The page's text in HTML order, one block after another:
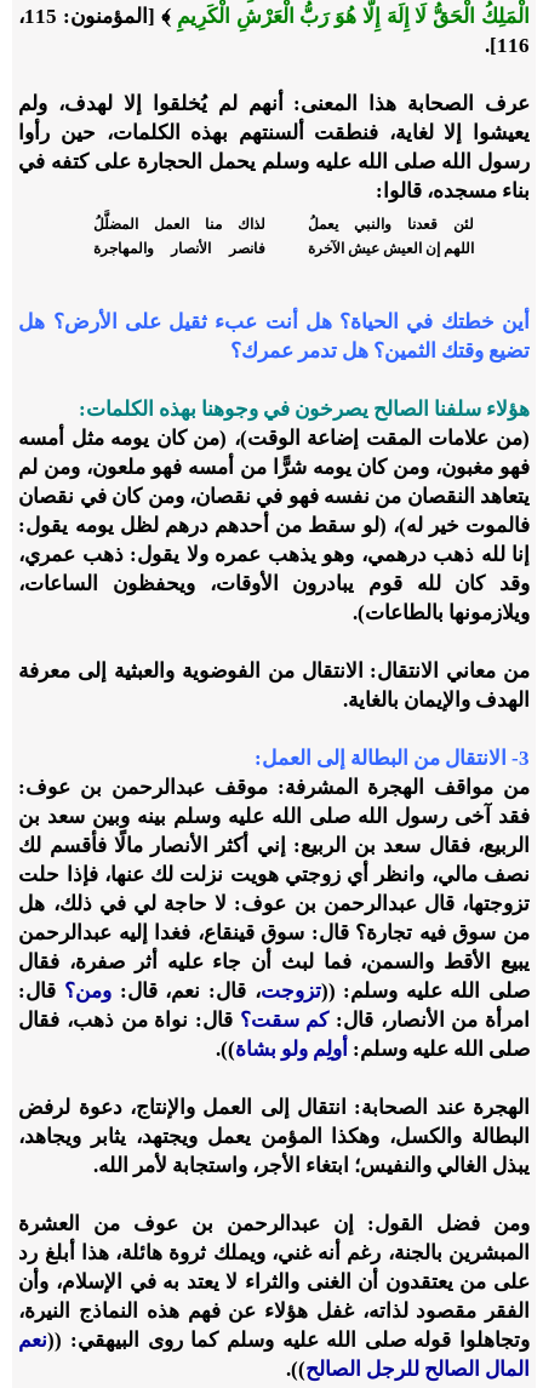
الْمَلِكُ الْحَقُّ لَا إِلَهَ إِلَّا هُوَ رَبُّ الْعَرْشِ الْكَرِيمِ
﴾ [المؤمنون: 115،
116].
عرف الصحابة هذا المعنى: أنهم لم يُخلقوا إلا لهدف، ولم
يعيشوا إلا لغاية، فنطقت ألسنتهم بهذه الكلمات، حين رأوا
رسول الله صلى الله عليه وسلم يحمل الحجارة على كتفه في
بناء مسجده، قالوا:
لئن قعدنا والنبي يعملُ
لذاك منا العمل المضلَّلُ
اللهم إن العيش عيش الآخرة
فانصر الأنصار والمهاجرة
أين خطتك في الحياة؟ هل أنت عبء ثقيل على الأرض؟ هل
تضيع وقتك الثمين؟ هل تدمر عمرك؟
هؤلاء سلفنا الصالح يصرخون في وجوهنا بهذه الكلمات:
(من علامات المقت إضاعة الوقت)، (من كان يومه مثل أمسه
فهو مغبون، ومن كان يومه شرًّا من أمسه فهو ملعون، ومن لم
يتعاهد النقصان من نفسه فهو في نقصان، ومن كان في نقصان
فالموت خير له)، (لو سقط من أحدهم درهم لظل يومه يقول:
إنا لله ذهب درهمي، وهو يذهب عمره ولا يقول: ذهب عمري،
وقد كان لله قوم يبادرون الأوقات، ويحفظون الساعات،
ويلازمونها بالطاعات).
من معاني الانتقال: الانتقال من الفوضوية والعبثية إلى معرفة
الهدف والإيمان بالغاية.
3- الانتقال من البطالة إلى العمل:
من مواقف الهجرة المشرفة: موقف عبدالرحمن بن عوف:
فقد آخى رسول الله صلى الله عليه وسلم بينه وبين سعد بن
الربيع، فقال سعد بن الربيع: إني أكثر الأنصار مالًا فأقسم لك
نصف مالي، وانظر أي زوجتي هويت نزلت لك عنها، فإذا حلت
تزوجتها، قال عبدالرحمن بن عوف: لا حاجة لي في ذلك، هل
من سوق فيه تجارة؟ قال: سوق قينقاع، فغدا إليه عبدالرحمن
يبيع الأقط والسمن، فما لبث أن جاء عليه أثر صفرة، فقال
صلى الله عليه وسلم: ((تزوجت، قال: نعم، قال: ومن؟ قال:
امرأة من الأنصار، قال:كم سقت؟ قال: نواة من ذهب، فقال
صلى الله عليه وسلم: أولِم ولو بشاة)).
الهجرة عند الصحابة: انتقال إلى العمل والإنتاج، دعوة لرفض
البطالة والكسل، وهكذا المؤمن يعمل ويجتهد، يثابر ويجاهد،
يبذل الغالي والنفيس؛ ابتغاء الأجر، واستجابة لأمر الله.
ومن فضل القول: إن عبدالرحمن بن عوف من العشرة
المبشرين بالجنة، رغم أنه غني، ويملك ثروة هائلة، هذا أبلغ رد
على من يعتقدون أن الغنى والثراء لا يعتد به في الإسلام، وأن
الفقر مقصود لذاته، غفل هؤلاء عن فهم هذه النماذج النيرة،
وتجاهلوا قوله صلى الله عليه وسلم كما روى البيهقي: ((نعم
المال الصالح للرجل الصالح)).